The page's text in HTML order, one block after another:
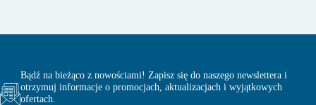
Bądź na bieżąco z nowościami! Zapisz się do naszego newslettera i
otrzymuj informacje o promocjach, aktualizacjach i wyjątkowych
ofertach.